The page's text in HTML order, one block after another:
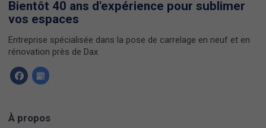
Bientôt 40 ans d'expérience pour sublimer
vos espaces
Entreprise spécialisée dans la pose de carrelage en neuf et en
rénovation près de Dax
À propos